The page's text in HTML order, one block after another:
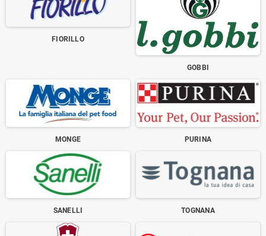
FIORILLO
GOBBI
MONGE PURINA
SANELLI TOGNANA